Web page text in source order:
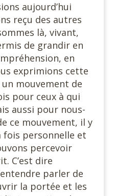
aujourd’hui
reçu des autres
là, vivant,
de grandir en
en
exprimions cette
mouvement de
pour ceux à qui
aussi pour nous-
ce mouvement, il y
fois personnelle et
percevoir
C’est dire
parler de
la portée et les